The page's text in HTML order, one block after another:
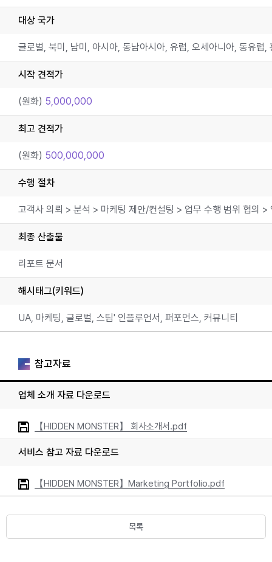
대상 국가
시작 견적가
(원화) 5,000,000
최고 견적가
(원화) 500,000,000
수행 절차
고객사 의뢰 > 분석 > 마케팅 제안/컨설팅 > 업무 수행 범위 협의 >
최종 산출물
리포트 문서
해시태그(키워드)
UA, 마케팅, 글로벌, 스팀' 인플루언서, 퍼포먼스, 커뮤니티
참고자료
업체 소개 자료 다운로드
【HIDDEN MONSTER】 회사소개서.pdf
서비스 참고 자료 다운로드
【HIDDEN MONSTER】Marketing Portfolio.pdf
목록